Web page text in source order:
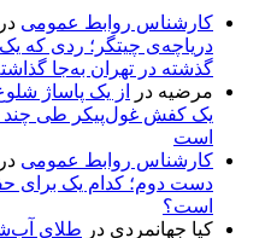
کارشناس روابط عمومی در
دریاچه‌ی چیتگر؛ ردی که
گذشته در تهران به‌جا
مرضیه در
از یک پاساژ
یک کفش غول‌پیکر طی چند
است
کارشناس روابط عمومی در
دست دوم؛ کدام یک برای
است؟
کیا جهانمردی در طلای